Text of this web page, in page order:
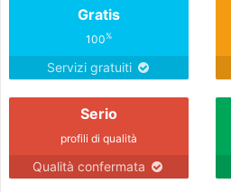
Gratis
100%
Servizi gratuiti
Serio
profili di qualità
Qualità confermata